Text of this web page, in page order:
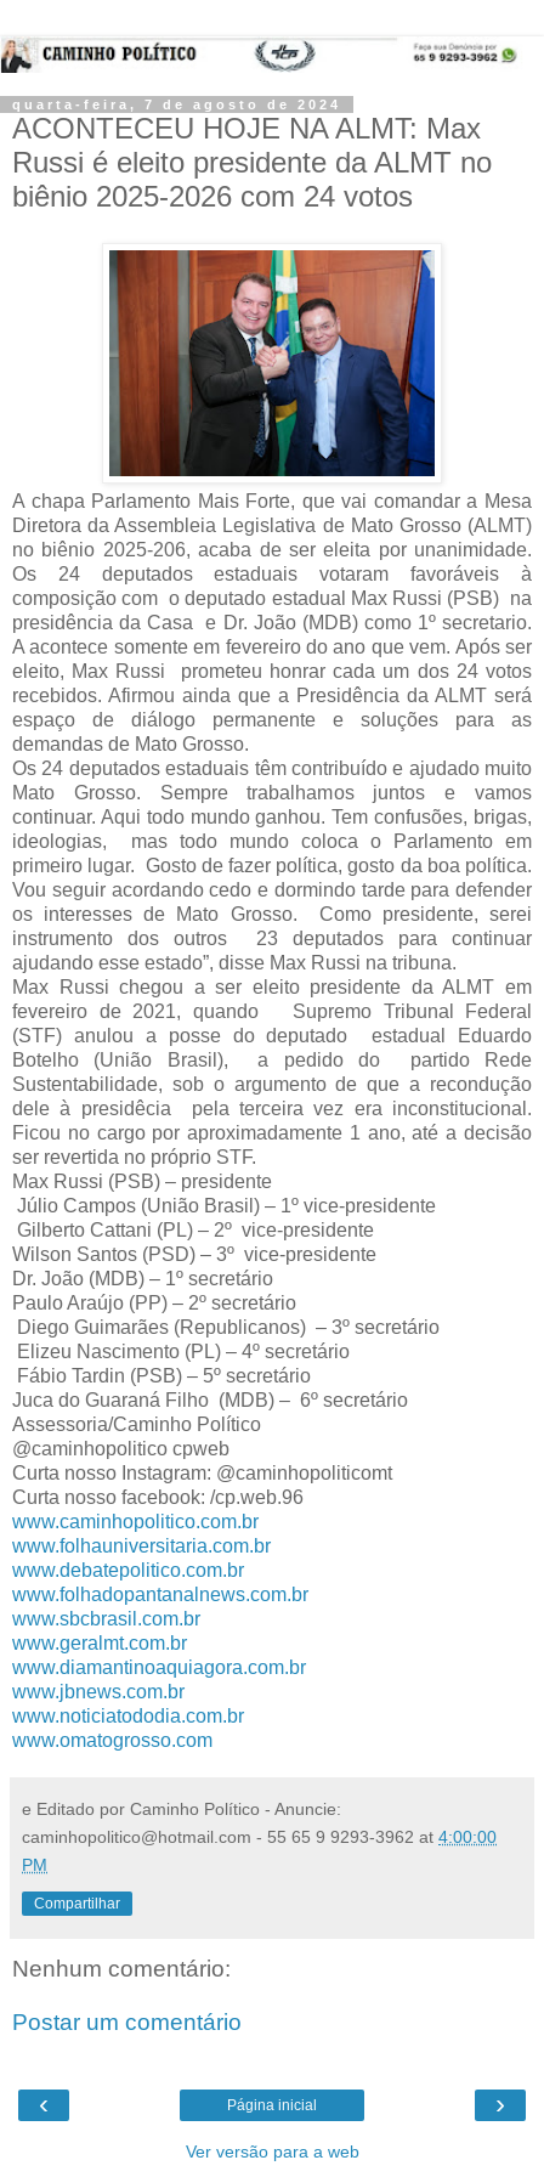
quarta-feira, 7 de agosto de 2024
ACONTECEU HOJE NA ALMT: Max
Russi é eleito presidente da ALMT no
biênio 2025-2026 com 24 votos
A chapa Parlamento Mais Forte, que vai comandar a Mesa
Diretora da Assembleia Legislativa de Mato Grosso (ALMT)
no biênio 2025-206, acaba de ser eleita por unanimidade.
Os 24 deputados estaduais votaram favoráveis à
composição com  o deputado estadual Max Russi (PSB)  na
presidência da Casa  e Dr. João (MDB) como 1º secretario.
A acontece somente em fevereiro do ano que vem. Após ser
eleito, Max Russi  prometeu honrar cada um dos 24 votos
recebidos. Afirmou ainda que a Presidência da ALMT será
espaço de diálogo permanente e soluções para as
demandas de Mato Grosso.
Os 24 deputados estaduais têm contribuído e ajudado muito
Mato Grosso. Sempre trabalhamos juntos e vamos
continuar. Aqui todo mundo ganhou. Tem confusões, brigas,
ideologias,  mas todo mundo coloca o Parlamento em
primeiro lugar.  Gosto de fazer política, gosto da boa política.
Vou seguir acordando cedo e dormindo tarde para defender
os interesses de Mato Grosso.  Como presidente, serei
instrumento dos outros  23 deputados para continuar
ajudando esse estado”, disse Max Russi na tribuna.
Max Russi chegou a ser eleito presidente da ALMT em
fevereiro de 2021, quando   Supremo Tribunal Federal
(STF) anulou a posse do deputado  estadual Eduardo
Botelho (União Brasil),  a pedido do  partido Rede
Sustentabilidade, sob o argumento de que a recondução
dele à presidêcia  pela terceira vez era inconstitucional.
Ficou no cargo por aproximadamente 1 ano, até a decisão
ser revertida no próprio STF.
Max Russi (PSB) – presidente
Júlio Campos (União Brasil) – 1º vice-presidente
Gilberto Cattani (PL) – 2º  vice-presidente
Wilson Santos (PSD) – 3º  vice-presidente
Dr. João (MDB) – 1º secretário
Paulo Araújo (PP) – 2º secretário
Diego Guimarães (Republicanos)  – 3º secretário
Elizeu Nascimento (PL) – 4º secretário
Fábio Tardin (PSB) – 5º secretário
Juca do Guaraná Filho  (MDB) –  6º secretário
Assessoria/Caminho Político
@caminhopolitico cpweb
Curta nosso Instagram: @caminhopoliticomt
Curta nosso facebook: /cp.web.96
www.caminhopolitico.com.br
www.folhauniversitaria.com.br
www.debatepolitico.com.br
www.folhadopantanalnews.com.br
www.sbcbrasil.com.br
www.geralmt.com.br
www.diamantinoaquiagora.com.br
www.jbnews.com.br
www.noticiatododia.com.br
www.omatogrosso.com
e Editado por Caminho Político - Anuncie:
caminhopolitico@hotmail.com - 55 65 9 9293-3962 at 4:00:00
PM
Compartilhar
Nenhum comentário:
Postar um comentário
‹ ›
Página inicial
Ver versão para a web